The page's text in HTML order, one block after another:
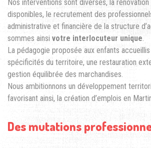
Nos interventions sont diverses, la
disponibles, le recrutement des
administrative et financière de la structure
sommes ainsi votre interlocuteur unique
La pédagogie proposée aux enfants
spécificités du territoire, une restauration
gestion équilibrée des marchandises.
Nous ambitionnons un développement
favorisant ainsi, la création d’emplois en
Des mutations